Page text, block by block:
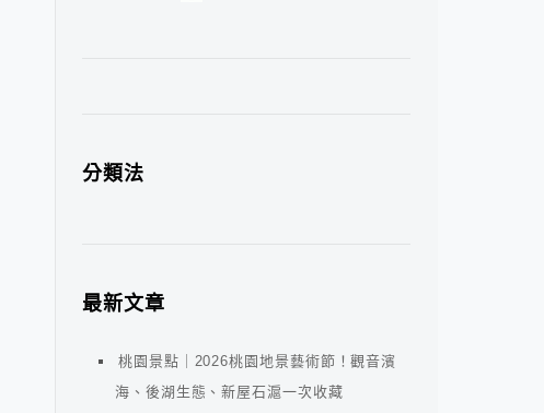
分類法
最新文章
桃園景點｜2026桃園地景藝術節！觀音濱
海、後湖生態、新屋石滬一次收藏